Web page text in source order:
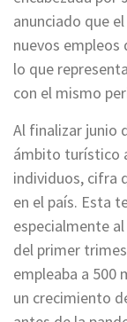
anunciado que
nuevos
lo que
con el mismo
Al finalizar junio
ámbito turístico
individuos, cifra
en el país. Esta
especialmente
del primer
empleaba a 500
un crecimiento